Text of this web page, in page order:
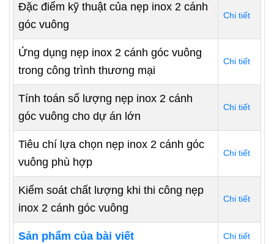
Đặc điểm kỹ thuật của nẹp inox 2 cánh
góc vuông
Chi tiết
Ứng dụng nẹp inox 2 cánh góc vuông
trong công trình thương mại
Chi tiết
Tính toán số lượng nẹp inox 2 cánh
góc vuông cho dự án lớn
Chi tiết
Tiêu chí lựa chọn nẹp inox 2 cánh góc
vuông phù hợp
Chi tiết
Kiểm soát chất lượng khi thi công nẹp
inox 2 cánh góc vuông
Chi tiết
Sản phẩm của bài viết Chi tiết